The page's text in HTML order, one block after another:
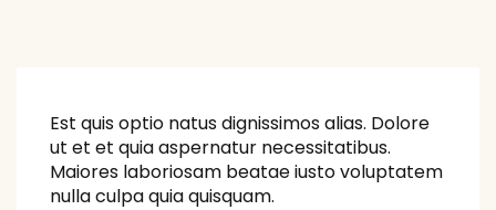
Est quis optio natus dignissimos alias. Dolore
ut et et quia aspernatur necessitatibus.
Maiores laboriosam beatae iusto voluptatem
nulla culpa quia quisquam.